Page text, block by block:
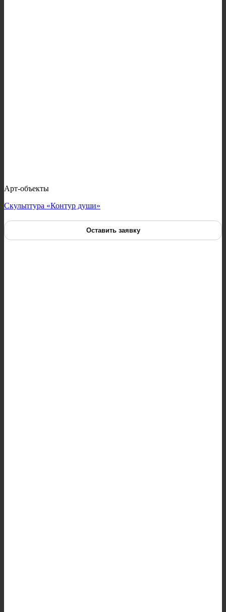
Арт-объекты
Скульптура «Контур души»
Оставить заявку